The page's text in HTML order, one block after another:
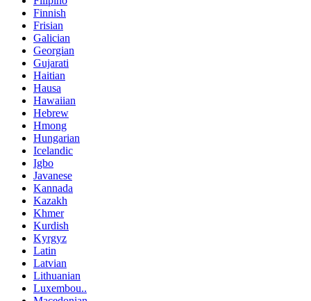
Finnish
Frisian
Galician
Georgian
Gujarati
Haitian
Hausa
Hawaiian
Hebrew
Hmong
Hungarian
Icelandic
Igbo
Javanese
Kannada
Kazakh
Khmer
Kurdish
Kyrgyz
Latin
Latvian
Lithuanian
Luxembou..